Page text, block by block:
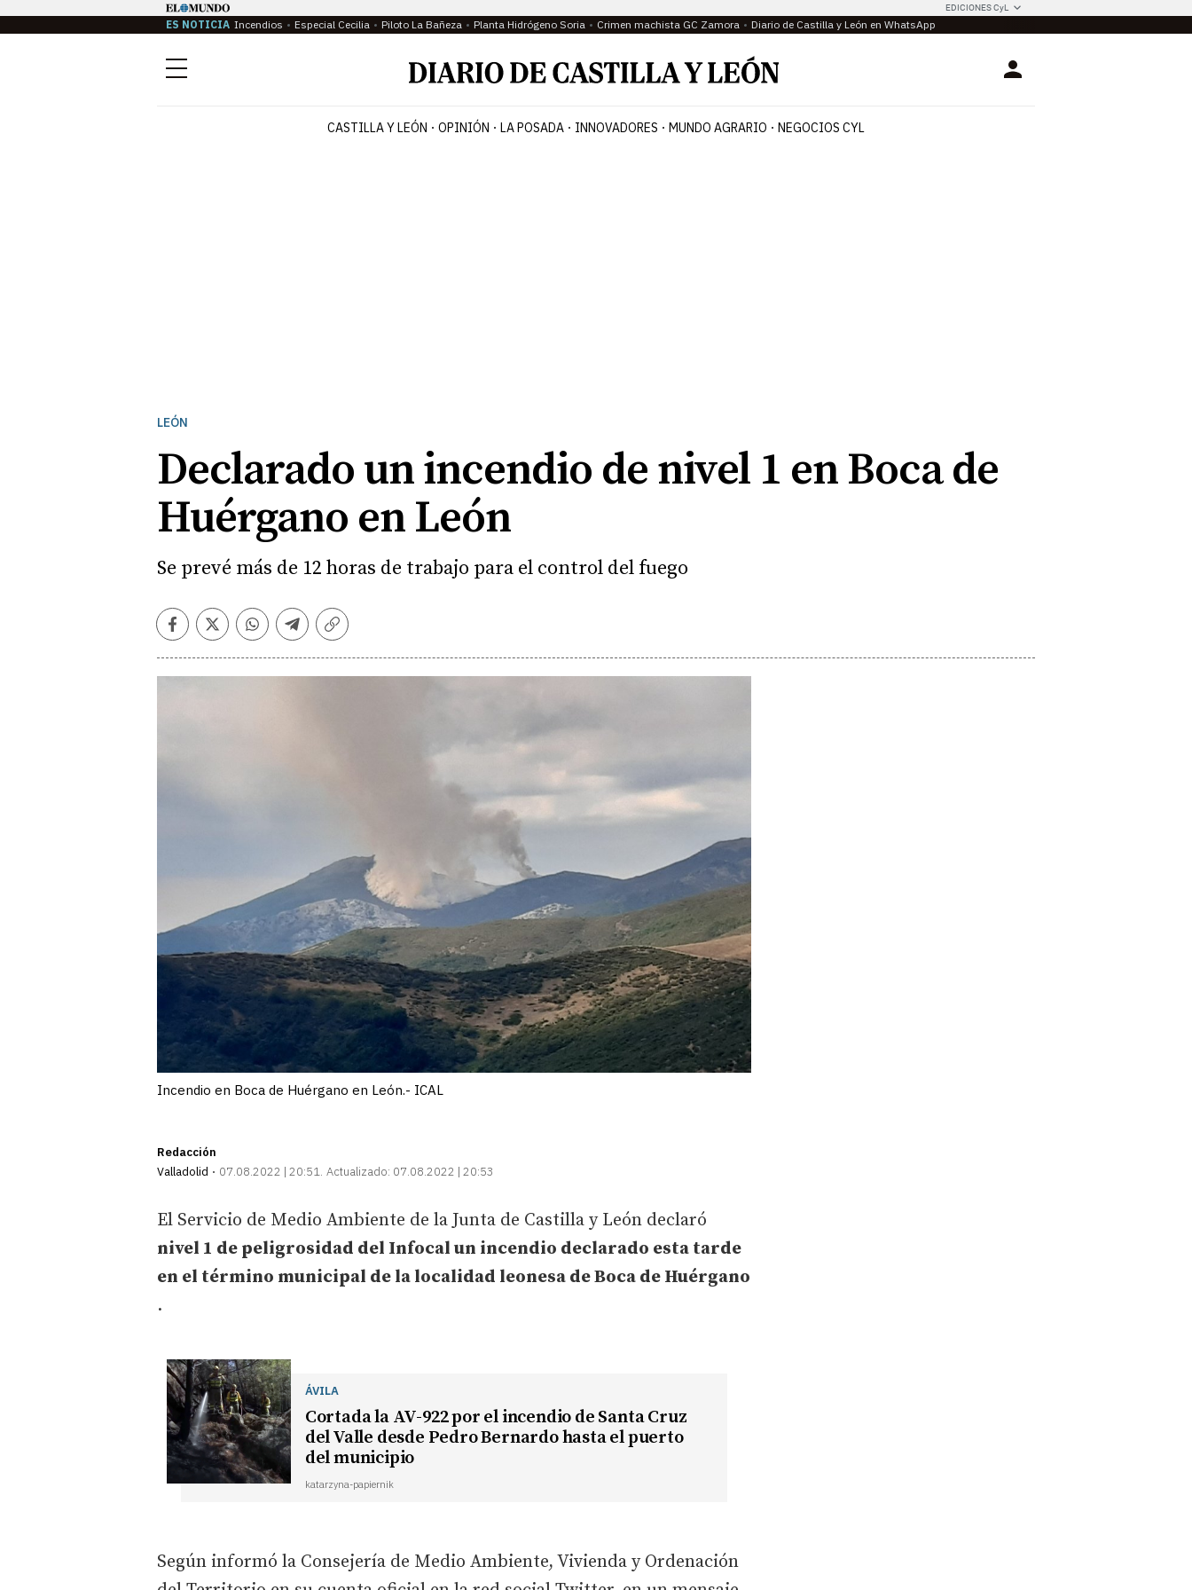
EDICIONES CyL
ES NOTICIA Incendios Especial Cecilia Piloto La Bañeza Planta Hidrógeno Soria Crimen machista GC Zamora Diario de Castilla y León en WhatsApp
Menú Login
CASTILLA Y LEÓN OPINIÓN LA POSADA INNOVADORES MUNDO AGRARIO NEGOCIOS CYL
LEÓN
Declarado un incendio de nivel 1 en Boca de
Huérgano en León
Se prevé más de 12 horas de trabajo para el control del fuego
Facebook
TwitterWhatsapp
Telegram
Copiar
Incendio en Boca de Huérgano en León.- ICAL
Redacción
Valladolid
07.08.2022 | 20:51 Actualizado: 07.08.2022 | 20:53
El Servicio de Medio Ambiente de la Junta de Castilla y León declaró
nivel 1 de peligrosidad del Infocal un incendio declarado esta tarde
en el término municipal de la localidad leonesa de Boca de Huérgano
.
ÁVILA
Cortada la AV-922 por el incendio de Santa Cruz
del Valle desde Pedro Bernardo hasta el puerto
del municipio
katarzyna-papiernik
Según informó la Consejería de Medio Ambiente, Vivienda y Ordenación